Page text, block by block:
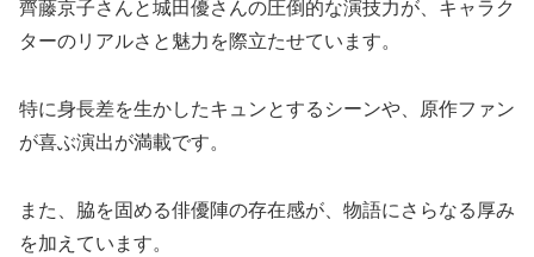
齊藤京子さんと城田優さんの圧倒的な演技力が、キャラク
ターのリアルさと魅力を際立たせています。
特に身長差を生かしたキュンとするシーンや、原作ファン
が喜ぶ演出が満載です。
また、脇を固める俳優陣の存在感が、物語にさらなる厚み
を加えています。